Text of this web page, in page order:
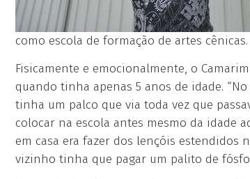
como escola de formação de artes
Fisicamente e emocionalmente, o
quando tinha apenas 5 anos de idade.
tinha um palco que via toda vez que
colocar na escola antes mesmo da idade
em casa era fazer dos lençóis estendidos
vizinho tinha que pagar um palito de